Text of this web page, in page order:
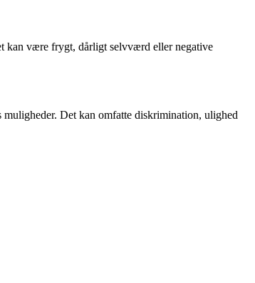
kan være frygt, dårligt selvværd eller negative
Det kan omfatte diskrimination, ulighed